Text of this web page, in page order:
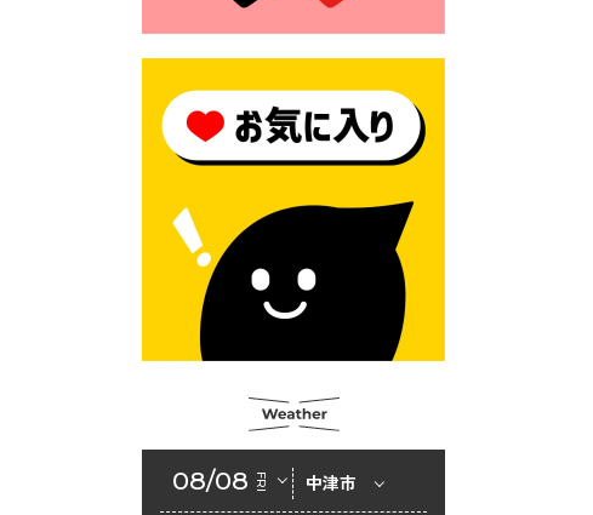
市佐野・則尾育英会奨学生募
2026年6月18日 セアカゴケグ
モにご注意ください！
ェルターの指定
2026年6月10日 令和８年経済
センサス-活動調査
2026年6月9日 令和８年第３
回定例会「一般質問一覧表」
2026年6月5日 新婚世帯の家
2026年6月2日 戸籍に氏名の
振り仮名が記載されます
08/08 FRI 中津市